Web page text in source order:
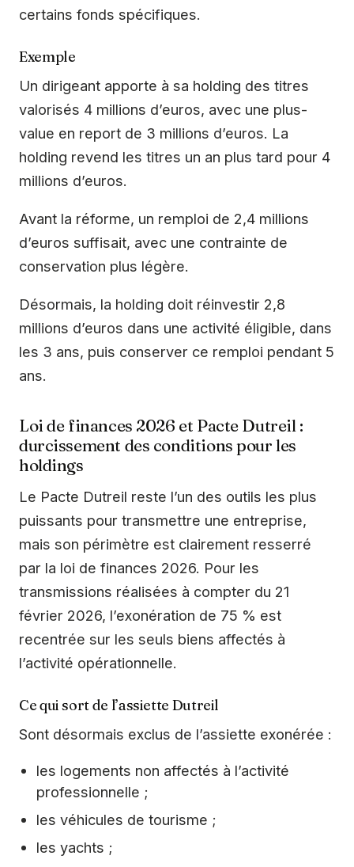
certains fonds spécifiques.
Exemple
Un dirigeant apporte à sa holding des titres
valorisés 4 millions d’euros, avec une plus-
value en report de 3 millions d’euros. La
holding revend les titres un an plus tard pour 4
millions d’euros.
Avant la réforme, un remploi de 2,4 millions
d’euros suffisait, avec une contrainte de
conservation plus légère.
Désormais, la holding doit réinvestir 2,8
millions d’euros dans une activité éligible, dans
les 3 ans, puis conserver ce remploi pendant 5
ans.
Loi de finances 2026 et Pacte Dutreil :
durcissement des conditions pour les
holdings
Le Pacte Dutreil reste l’un des outils les plus
puissants pour transmettre une entreprise,
mais son périmètre est clairement resserré
par la loi de finances 2026. Pour les
transmissions réalisées à compter du 21
février 2026, l’exonération de 75 % est
recentrée sur les seuls biens affectés à
l’activité opérationnelle.
Ce qui sort de l’assiette Dutreil
Sont désormais exclus de l’assiette exonérée :
les logements non affectés à l’activité
professionnelle ;
les véhicules de tourisme ;
les yachts ;